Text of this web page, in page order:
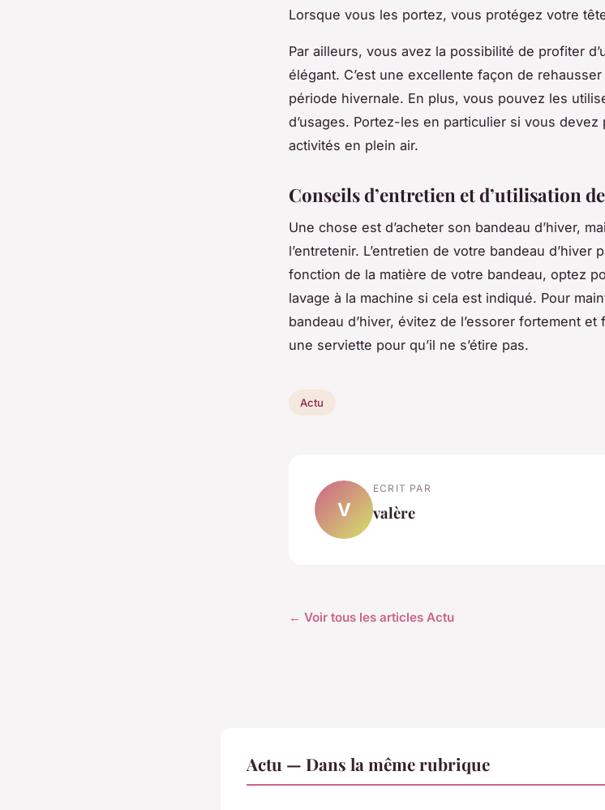
Lorsque vous les portez, vous protégez votre
Par ailleurs, vous avez la possibilité de profiter
élégant. C’est une excellente façon de
période hivernale. En plus, vous pouvez les
d’usages. Portez-les en particulier si vous
activités en plein air.
Conseils d’entretien et d’utilisation
Une chose est d’acheter son bandeau d’hiver,
l’entretenir. L’entretien de votre bandeau d’hiver
fonction de la matière de votre bandeau, optez
lavage à la machine si cela est indiqué. Pour
bandeau d’hiver, évitez de l’essorer fortement
une serviette pour qu’il ne s’étire pas.
Actu
V
ECRIT PAR
valère
← Voir tous les articles Actu
Actu — Dans la même rubrique